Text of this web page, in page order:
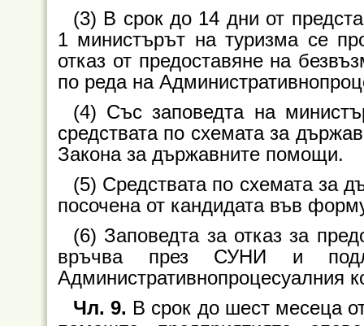
(3) В срок до 14 дни от
1 министърът на туризма се
отказ от предоставяне на
по реда на
(4) Със заповедта на
средствата по схемата за
Закона за държавните помощи.
(5) Средствата по схемата за
посочена от кандидата във
(6) Заповедта за отказ за
връчва през СУНИ и
Административнопроцесуалния
Чл. 9. В срок до шест месеца